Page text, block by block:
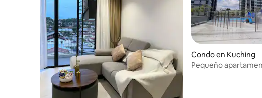
Condo en Kuching
Pequeño